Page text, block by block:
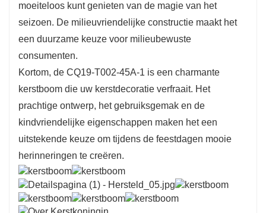
moeiteloos kunt genieten van de magie van het
seizoen. De milieuvriendelijke constructie maakt het
een duurzame keuze voor milieubewuste
consumenten.
Kortom, de CQ19-T002-45A-1 is een charmante
kerstboom die uw kerstdecoratie verfraait. Het
prachtige ontwerp, het gebruiksgemak en de
kindvriendelijke eigenschappen maken het een
uitstekende keuze om tijdens de feestdagen mooie
herinneringen te creëren.